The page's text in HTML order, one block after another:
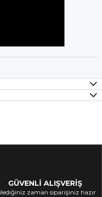
GÜVENLİ ALIŞVERİŞ
zaman siparişiniz hazır